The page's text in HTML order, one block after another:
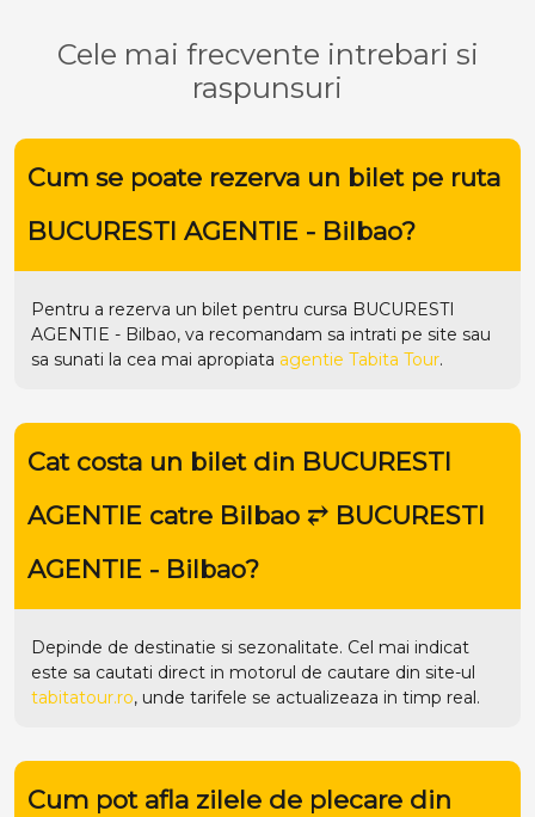
Cele mai frecvente intrebari si
raspunsuri
Cum se poate rezerva un bilet pe ruta
BUCURESTI AGENTIE - Bilbao?
Pentru a rezerva un bilet pentru cursa BUCURESTI
AGENTIE - Bilbao, va recomandam sa intrati pe site sau
sa sunati la cea mai apropiata agentie Tabita Tour.
Cat costa un bilet din BUCURESTI
AGENTIE catre Bilbao ⥂ BUCURESTI
AGENTIE - Bilbao?
Depinde de destinatie si sezonalitate. Cel mai indicat
este sa cautati direct in motorul de cautare din site-ul
tabitatour.ro, unde tarifele se actualizeaza in timp real.
Cum pot afla zilele de plecare din